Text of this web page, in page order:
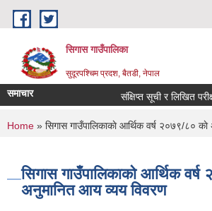
Skip to main content
सिगास गाउँपालिका
सुदूरपश्चिम प्रदश, बैतडी, नेपाल
समाचार संक्षिप्त सूची र लिखित
You are here
Home » सिगास गाउँपालिकाकाे आर्थिक वर्ष २०७९/८०
सिगास गाउँपालिकाकाे आर्थिक
अनुमानित आय व्यय विवरण